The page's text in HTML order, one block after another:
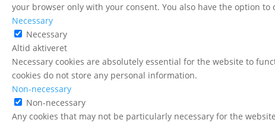
your browser only with your consent. You also have the option
Necessary
Necessary
Altid aktiveret
Necessary cookies are absolutely essential for the website to
cookies do not store any personal information.
Non-necessary
Non-necessary
Any cookies that may not be particularly necessary for the